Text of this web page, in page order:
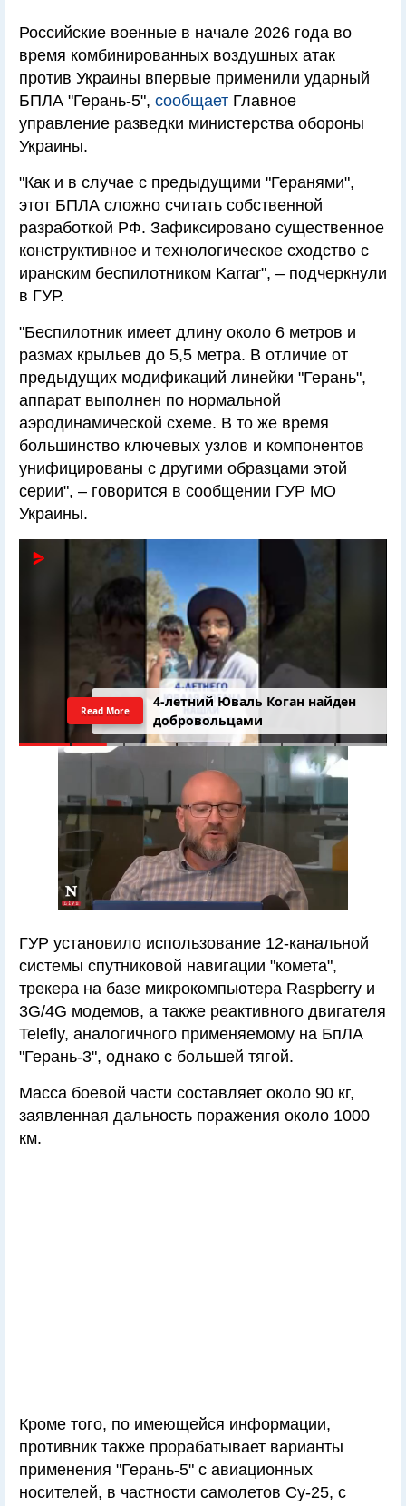
Российские военные в начале 2026 года во
время комбинированных воздушных атак
против Украины впервые применили ударный
БПЛА "Герань-5", сообщает Главное
управление разведки министерства обороны
Украины.
"Как и в случае с предыдущими "Геранями",
этот БПЛА сложно считать собственной
разработкой РФ. Зафиксировано существенное
конструктивное и технологическое сходство с
иранским беспилотником Karrar", – подчеркнули
в ГУР.
"Беспилотник имеет длину около 6 метров и
размах крыльев до 5,5 метра. В отличие от
предыдущих модификаций линейки "Герань",
аппарат выполнен по нормальной
аэродинамической схеме. В то же время
большинство ключевых узлов и компонентов
унифицированы с другими образцами этой
серии", – говорится в сообщении ГУР МО
Украины.
4-летний Юваль Коган найден
добровольцами
Read More
ГУР установило использование 12-канальной
системы спутниковой навигации "комета",
трекера на базе микрокомпьютера Raspberry и
3G/4G модемов, а также реактивного двигателя
Telefly, аналогичного применяемому на БпЛА
"Герань-3", однако с большей тягой.
Масса боевой части составляет около 90 кг,
заявленная дальность поражения около 1000
км.
Кроме того, по имеющейся информации,
противник также прорабатывает варианты
применения "Герань-5" с авиационных
носителей, в частности самолетов Су-25, с